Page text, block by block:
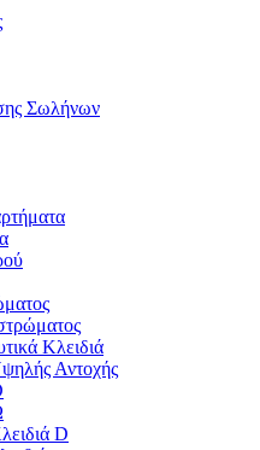
Σωλήνων
Κλειδιά
Αντοχής
D